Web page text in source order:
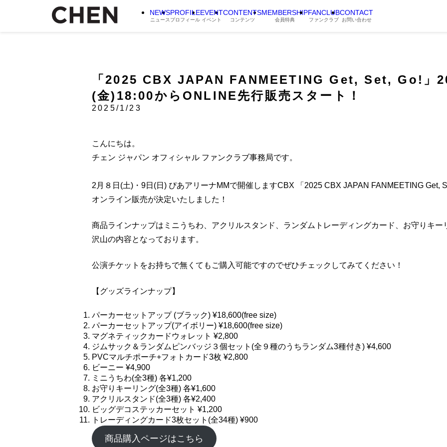
NEWS
ニュース
PROFILE
プロフィール
EVENT
イベント
CONTENTS
コンテンツ
MEMBERSHIP
会員特典
FANCLUB
ファンクラブ
CONTACT
お問い合わせ
「2025 CBX JAPAN FANMEETING Get, Set, Go!」
(金)18:00からONLINE先行販売スタート！
2025/1/23
こんにちは。
チェン ジャパン オフィシャル ファンクラブ事務局です。
2月８日(土)・9日(日) ぴあアリーナMMで開催しますCBX 「2025 CBX JAPAN FANMEETING Get,
オンライン販売が決定いたしました！
商品ラインナップはミニうちわ、アクリルスタンド、ランダムトレーディングカード、お守りキ
沢山の内容となっております。
公演チケットをお持ちで無くてもご購入可能ですのでぜひチェックしてみてください！
【グッズラインナップ】
パーカーセットアップ (ブラック) ¥18,600(free size)
パーカーセットアップ(アイボリー) ¥18,600(free size)
マグネティックカードウォレット ¥2,800
ジムサック＆ランダムピンバッジ３個セット(全９種のうちランダム3種付き) ¥4,600
PVCマルチポーチ+フォトカード3枚 ¥2,800
ビーニー ¥4,900
ミニうちわ(全3種) 各¥1,200
お守りキーリング(全3種) 各¥1,600
アクリルスタンド(全3種) 各¥2,400
ビッグデコステッカーセット ¥1,200
トレーディングカード3枚セット(全34種) ¥900
商品購入ページはこちら